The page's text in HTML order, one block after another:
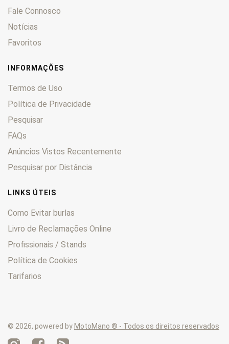
Spring
SS
Tornado
TRK 0
Velvet 0
Fale Connosco
Notícias
Favoritos
INFORMAÇÕES
Termos de Uso
Política de Privacidade
Pesquisar
FAQs
Anúncios Vistos Recentemente
Pesquisar por Distância
LINKS ÚTEIS
Como Evitar burlas
Livro de Reclamações Online
Profissionais / Stands
Política de Cookies
Tarifarios
© 2026, powered by MotoMano ® - Todos os direitos reservados